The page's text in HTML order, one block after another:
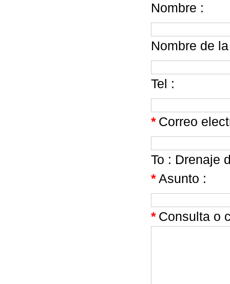
Nombre :
Nombre de
Tel :
* Correo
To : Drenaje
*Asunto :
* Consulta o